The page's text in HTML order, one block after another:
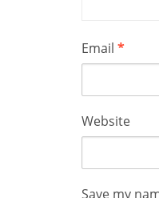
Email *
Website
Save my